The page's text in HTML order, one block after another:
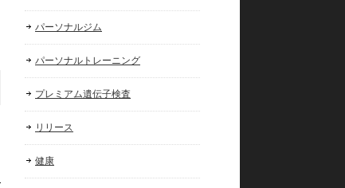
パーソナルジム
パーソナルトレーニング
プレミアム遺伝子検査
リリース
健康